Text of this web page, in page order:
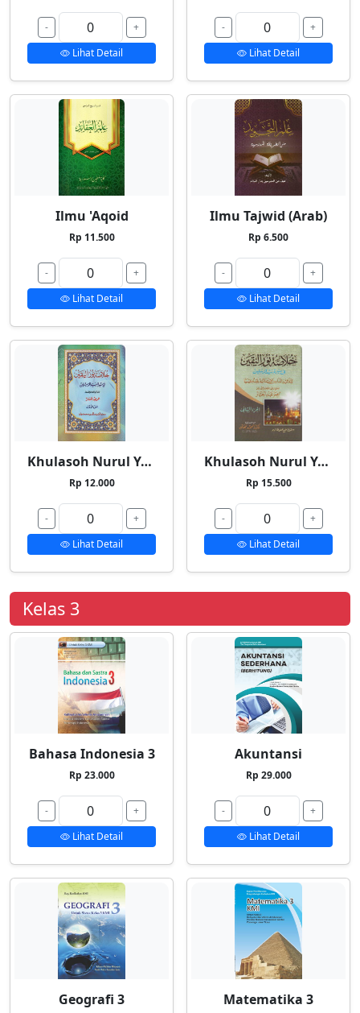
-
+
Lihat Detail
-
+
Lihat Detail
Ilmu 'Aqoid
Rp 11.500
-
+
Lihat Detail
Ilmu Tajwid (Arab)
Rp 6.500
-
+
Lihat Detail
Khulasoh Nurul Yaqin 1
Rp 12.000
-
+
Lihat Detail
Khulasoh Nurul Yaqin 2
Rp 15.500
-
+
Lihat Detail
Kelas 3
Bahasa Indonesia 3
Rp 23.000
-
+
Lihat Detail
Akuntansi
Rp 29.000
-
+
Lihat Detail
Geografi 3 Matematika 3